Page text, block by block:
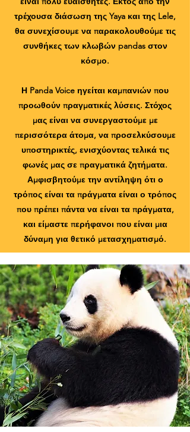
τρέχουσα διάσωση της Yaya και της Lele,
θα συνεχίσουμε να παρακολουθούμε τις
συνθήκες των κλωβών pandas στον
κόσμο.
Η Panda Voice ηγείται καμπανιών που
προωθούν πραγματικές λύσεις. Στόχος
μας είναι να συνεργαστούμε με
περισσότερα άτομα, να προσελκύσουμε
υποστηρικτές, ενισχύοντας τελικά τις
φωνές μας σε πραγματικά ζητήματα.
Αμφισβητούμε την αντίληψη ότι ο
τρόπος είναι τα πράγματα είναι ο τρόπος
που πρέπει πάντα να είναι τα πράγματα,
και είμαστε περήφανοι που είναι μια
δύναμη για θετικό μετασχηματισμό.